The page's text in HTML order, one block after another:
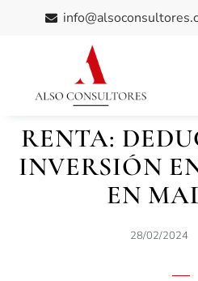
RENTA:
INVERSIÓN
EN
28/02/2024